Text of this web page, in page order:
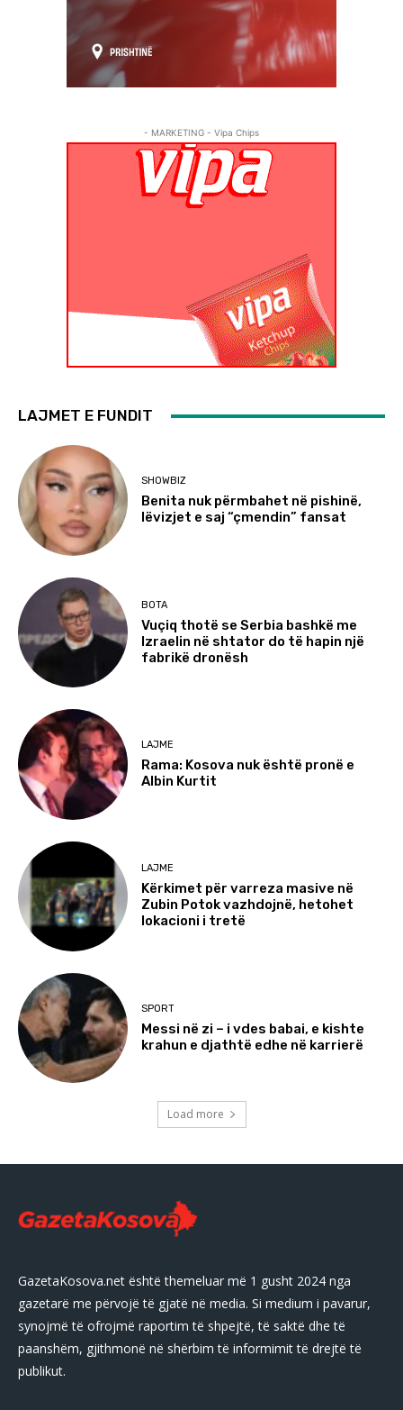
- MARKETING - Vipa Chips
LAJMET E FUNDIT
SHOWBIZ
Benita nuk përmbahet në pishinë,
lëvizjet e saj “çmendin” fansat
BOTA
Vuçiq thotë se Serbia bashkë me
Izraelin në shtator do të hapin një
fabrikë dronësh
LAJME
Rama: Kosova nuk është pronë e
Albin Kurtit
LAJME
Kërkimet për varreza masive në
Zubin Potok vazhdojnë, hetohet
lokacioni i tretë
SPORT
Messi në zi – i vdes babai, e kishte
krahun e djathtë edhe në karrierë
Load more
GazetaKosova.net është themeluar më 1 gusht 2024 nga
gazetarë me përvojë të gjatë në media. Si medium i pavarur,
synojmë të ofrojmë raportim të shpejtë, të saktë dhe të
paanshëm, gjithmonë në shërbim të informimit të drejtë të
publikut.